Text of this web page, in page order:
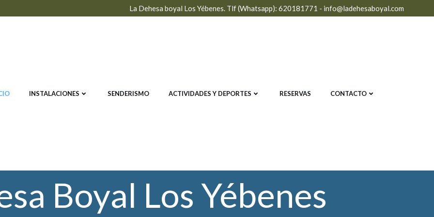
La Dehesa boyal Los Yébenes. Tlf (Whatsapp): 620181771 - info@ladehesaboyal.com
INSTALACIONES SENDERISMO ACTIVIDADES Y DEPORTES RESERVAS CONTACTO
Boyal Los Yébenes